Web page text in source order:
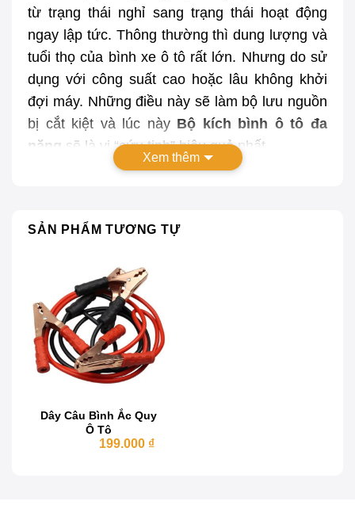
từ trạng thái nghỉ sang trạng thái hoạt động
ngay lập tức. Thông thường thì dung lượng và
tuổi thọ của bình xe ô tô rất lớn. Nhưng do sử
dụng với công suất cao hoặc lâu không khởi
đợi máy. Những điều này sẽ làm bộ lưu nguồn
bị cắt kiệt và lúc này Bộ kích bình ô tô đa
năng sẽ là vị “cứu tinh” hiệu quả nhất.
Xem thêm
SẢN PHẨM TƯƠNG TỰ
Dây Câu Bình Ắc Quy
Ô Tô
Giá
199.000 ₫Giá